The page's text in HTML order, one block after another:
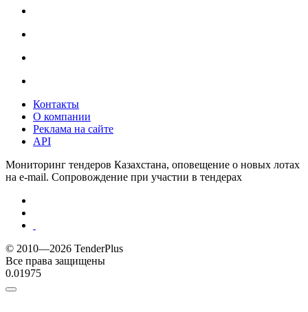
Контакты
О компании
Реклама на сайте
API
Мониторинг тендеров Казахстана, оповещение о новых лотах
на e-mail. Сопровождение при участии в тендерах
© 2010—2026 TenderPlus
Все права защищены
0.01975